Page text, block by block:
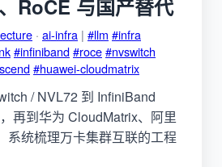
RoCE 与国产替代
· ai-infra | #llm #infra
#infiniband#roce#nvswitch
#huawei-cloudmatrix
/ NVL72 到 InfiniBand
再到华为 CloudMatrix、阿里
系统梳理万卡集群互联的工程